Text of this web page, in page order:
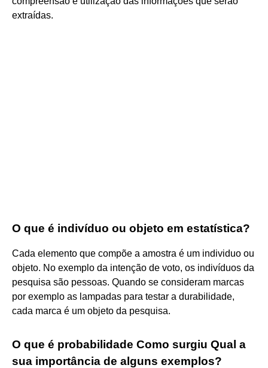
extraídas.
O que é indivíduo ou objeto em estatística?
Cada elemento que compõe a amostra é um individuo ou
objeto. No exemplo da intenção de voto, os indivíduos da
pesquisa são pessoas. Quando se consideram marcas
por exemplo as lampadas para testar a durabilidade,
cada marca é um objeto da pesquisa.
O que é probabilidade Como surgiu Qual a
sua importância de alguns exemplos?